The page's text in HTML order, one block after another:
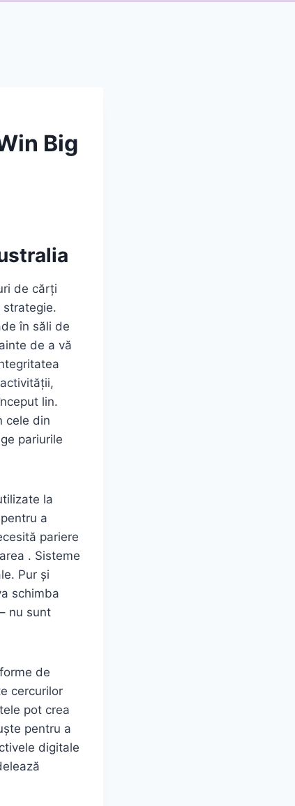
Big
de cărți
strategie.
în săli de
de a vă
lin.
cele din
pariurile
la
a
pariere
. Sisteme
Pur și
schimba
nu sunt
de
cercurilor
pot crea
pentru a
digitale